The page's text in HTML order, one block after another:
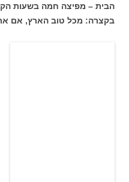
הבית – מפיצה חמה בשעות
בקצרה: מכל טוב הארץ, אם ארץ זה